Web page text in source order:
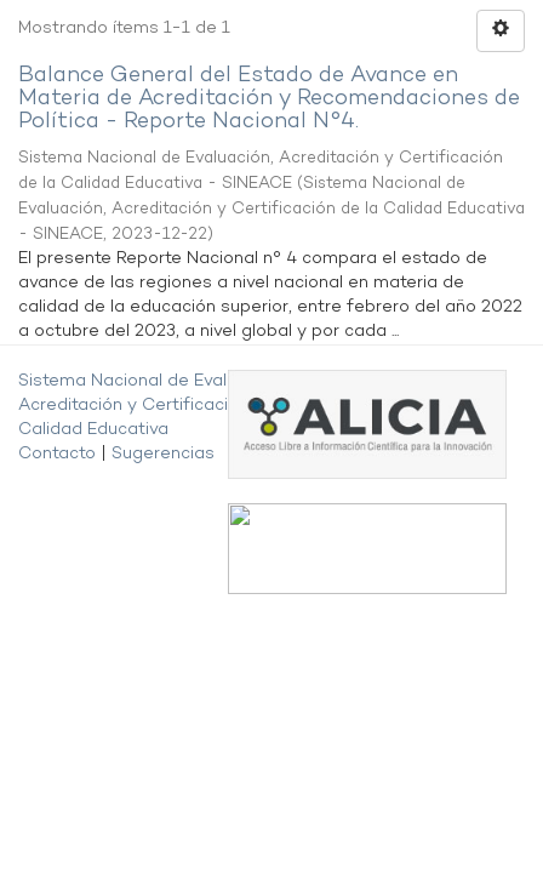
Mostrando ítems 1-1 de 1
Balance General del Estado de Avance en
Materia de Acreditación y Recomendaciones de
Política - Reporte Nacional N°4.
Sistema Nacional de Evaluación, Acreditación y Certificación
de la Calidad Educativa - SINEACE (Sistema Nacional de
Evaluación, Acreditación y Certificación de la Calidad Educativa
- SINEACE, 2023-12-22)
El presente Reporte Nacional n° 4 compara el estado de
avance de las regiones a nivel nacional en materia de
calidad de la educación superior, entre febrero del año 2022
a octubre del 2023, a nivel global y por cada ...
Sistema Nacional de Evaluación,
Acreditación y Certificación de la
Calidad Educativa
Contacto
Sugerencias